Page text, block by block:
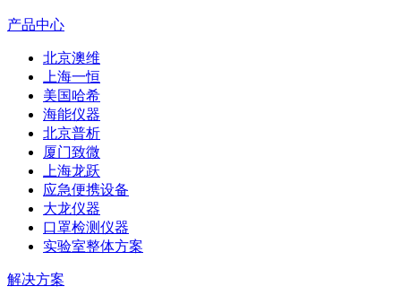
产品中心
北京澳维
上海一恒
美国哈希
海能仪器
北京普析
厦门致微
上海龙跃
应急便携设备
大龙仪器
口罩检测仪器
实验室整体方案
解决方案